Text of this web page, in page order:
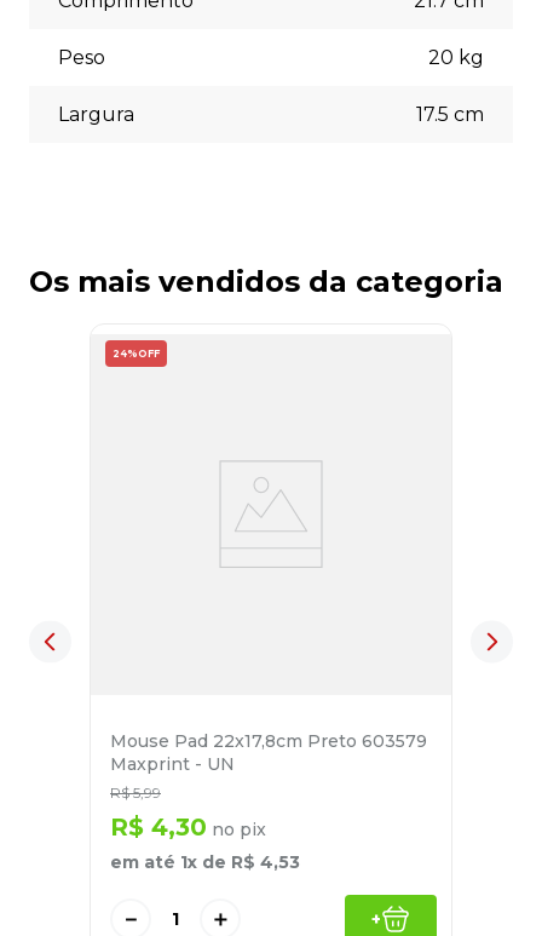
Peso 20 kg
Largura 17.5 cm
Os mais vendidos da categoria
24% OFF
Mouse Pad 22x17,8cm Preto 603579
Maxprint - UN
R$ 5,99
R$ 4,30 no pix
em até 1x de R$ 4,53
＋
－ +